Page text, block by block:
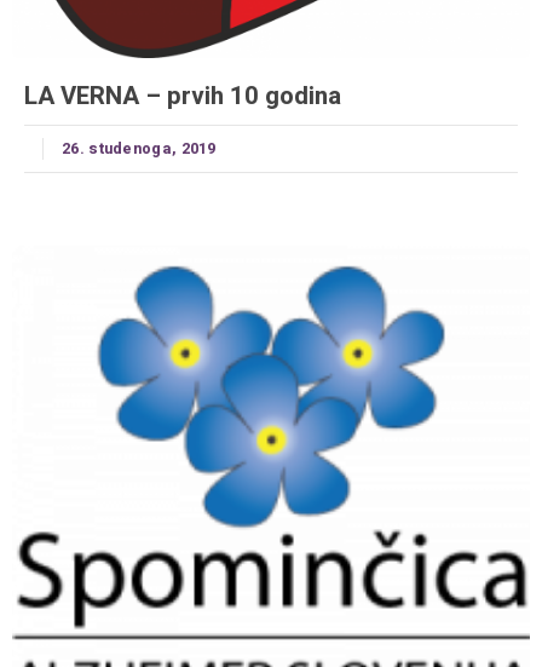
LA VERNA – prvih 10 godina
26. studenoga, 2019